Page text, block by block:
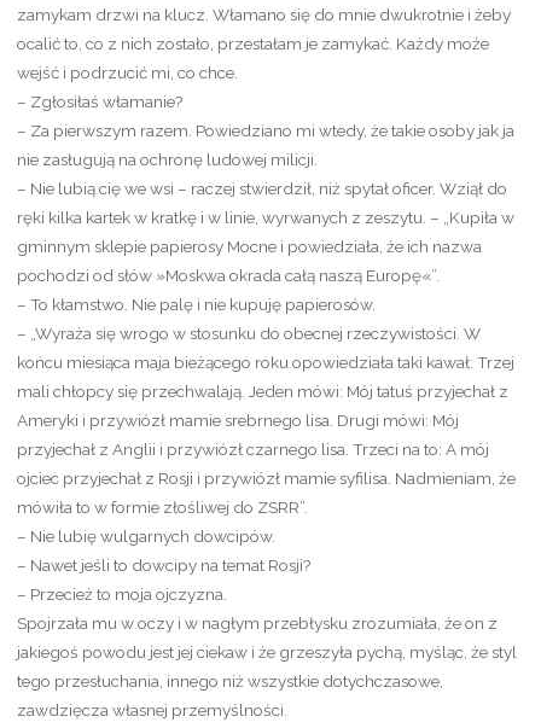
zamykam drzwi na klucz. Włamano się do mnie dwukrotnie i żeby
ocalić to, co z nich zostało, przestałam je zamykać. Każdy może
wejść i podrzucić mi, co chce.
– Zgłosiłaś włamanie?
– Za pierwszym razem. Powiedziano mi wtedy, że takie osoby jak ja
nie zasługują na ochronę ludowej milicji.
– Nie lubią cię we wsi – raczej stwierdził, niż spytał oficer. Wziął do
ręki kilka kartek w kratkę i w linie, wyrwanych z zeszytu. – „Kupiła w
gminnym sklepie papierosy Mocne i powiedziała, że ich nazwa
pochodzi od słów »Moskwa okrada całą naszą Europę«”.
– To kłamstwo. Nie palę i nie kupuję papierosów.
– „Wyraża się wrogo w stosunku do obecnej rzeczywistości. W
końcu miesiąca maja bieżącego roku opowiedziała taki kawał: Trzej
mali chłopcy się przechwalają. Jeden mówi: Mój tatuś przyjechał z
Ameryki i przywiózł mamie srebrnego lisa. Drugi mówi: Mój
przyjechał z Anglii i przywiózł czarnego lisa. Trzeci na to: A mój
ojciec przyjechał z Rosji i przywiózł mamie syfilisa. Nadmieniam, że
mówiła to w formie złośliwej do ZSRR”.
– Nie lubię wulgarnych dowcipów.
– Nawet jeśli to dowcipy na temat Rosji?
– Przecież to moja ojczyzna.
Spojrzała mu w oczy i w nagłym przebłysku zrozumiała, że on z
jakiegoś powodu jest jej ciekaw i że grzeszyła pychą, myśląc, że styl
tego przesłuchania, innego niż wszystkie dotychczasowe,
zawdzięcza własnej przemyślności.